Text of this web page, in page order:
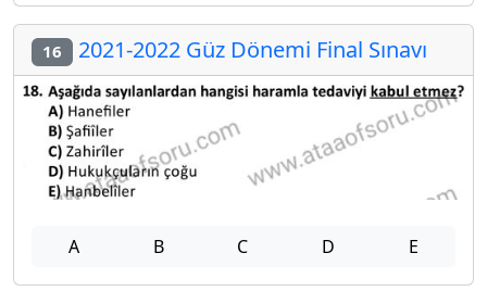
16 2021-2022 Güz Dönemi Final Sınavı
A B C D E